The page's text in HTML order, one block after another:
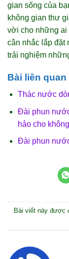
gian sống của
không gian thư
vời cho những ai
cân nhắc lắp đặt
trải nghiệm
Bài liên quan
Thác nước
Đài phun
hảo cho
Đài phun
Bài viết này được